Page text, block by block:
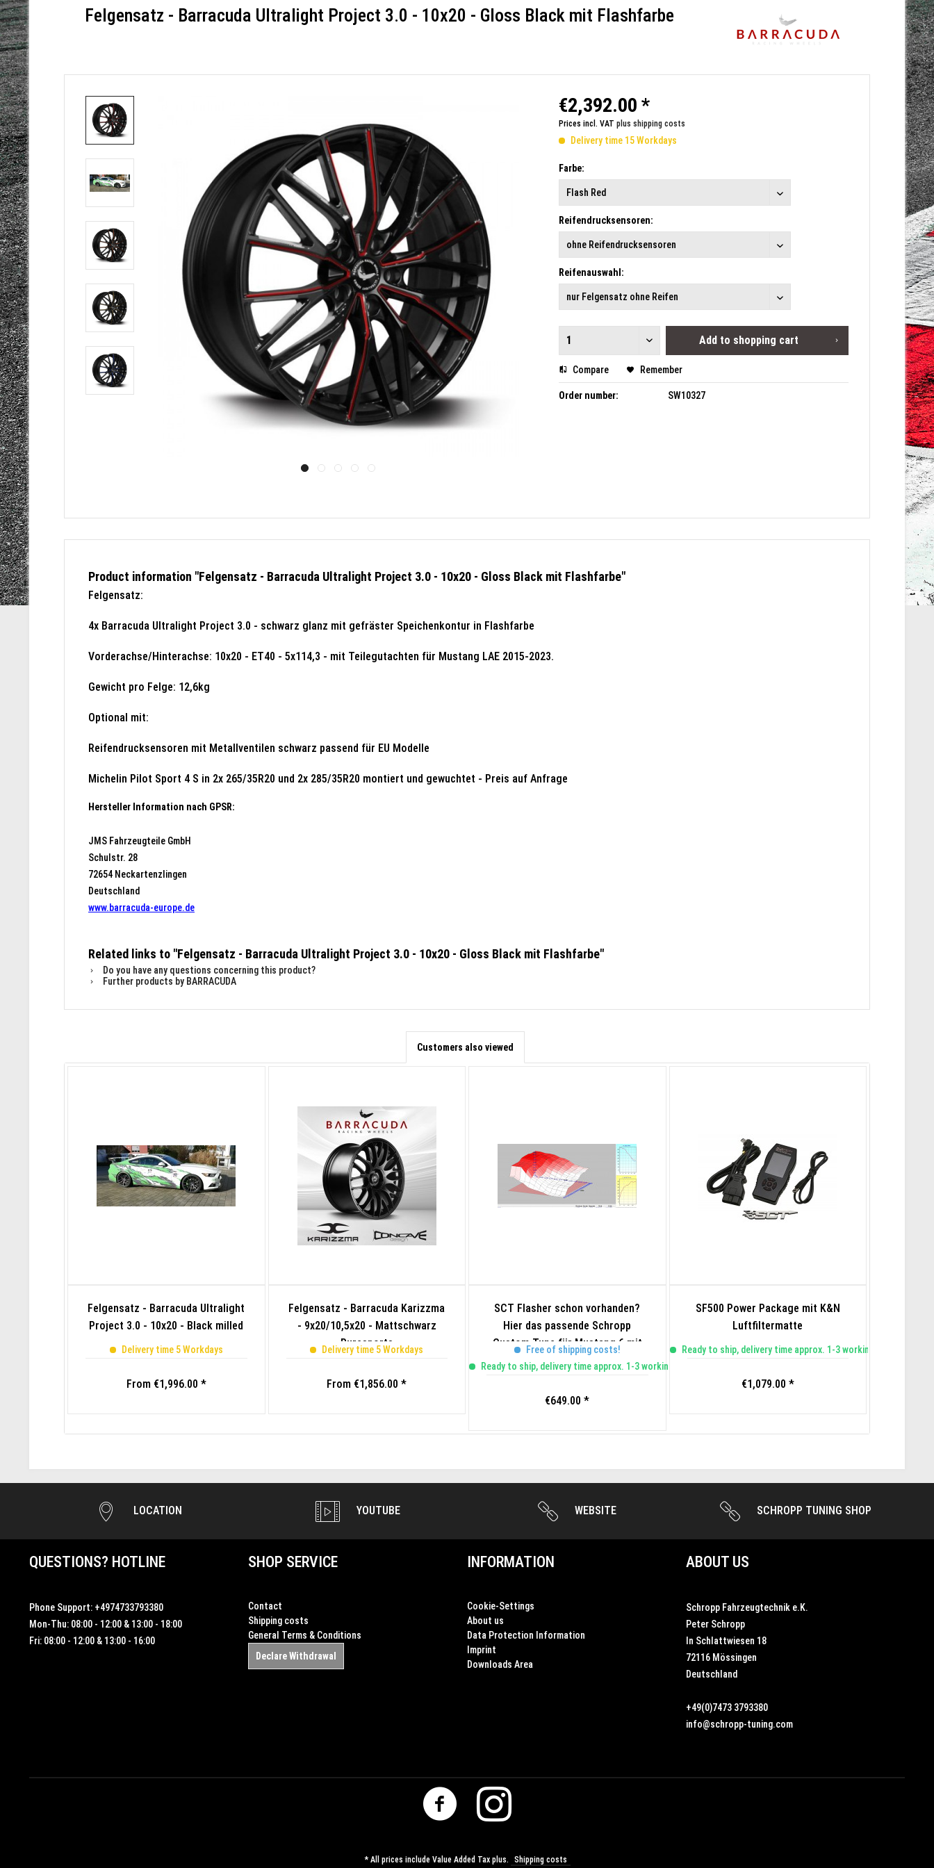
Felgensatz - Barracuda Ultralight Project 3.0 - 10x20 - Gloss Black mit Flashfarbe
€2,392.00 *
Prices incl. VAT plus shipping costs
Delivery time 15 Workdays
Farbe:
Reifendrucksensoren:
Reifenauswahl:
Add to shopping cart
Compare Remember
Order number: SW10327
Product information "Felgensatz - Barracuda Ultralight Project 3.0 - 10x20 - Gloss Black mit Flashfarbe"
Felgensatz:
4x Barracuda Ultralight Project 3.0 - schwarz glanz mit gefräster Speichenkontur in Flashfarbe
Vorderachse/Hinterachse: 10x20 - ET40 - 5x114,3 - mit Teilegutachten für Mustang LAE 2015-2023.
Gewicht pro Felge: 12,6kg
Optional mit:
Reifendrucksensoren mit Metallventilen schwarz passend für EU Modelle
Michelin Pilot Sport 4 S in 2x 265/35R20 und 2x 285/35R20 montiert und gewuchtet - Preis auf Anfrage
Hersteller Information nach GPSR:
JMS Fahrzeugteile GmbH
Schulstr. 28
72654 Neckartenzlingen
Deutschland
www.barracuda-europe.de
Related links to "Felgensatz - Barracuda Ultralight Project 3.0 - 10x20 - Gloss Black mit Flashfarbe"
Do you have any questions concerning this product?
Further products by BARRACUDA
Customers also viewed
Felgensatz - Barracuda Ultralight
Project 3.0 - 10x20 - Black milled
Delivery time 5 Workdays
From €1,996.00 *
Felgensatz - Barracuda Karizzma
- 9x20/10,5x20 - Mattschwarz
Puresports
Delivery time 5 Workdays
From €1,856.00 *
SCT Flasher schon vorhanden?
Hier das passende Schropp
Custom Tune für Mustang 6 mit
Zulassung
Free of shipping costs!
Ready to ship, delivery time approx. 1-3 working days
€649.00 *
SF500 Power Package mit K&N
Luftfiltermatte
Ready to ship, delivery time approx. 1-3 working days
€1,079.00 *
LOCATION YOUTUBE WEBSITE SCHROPP TUNING SHOP
QUESTIONS? HOTLINE
Phone Support: +4974733793380
Mon-Thu: 08:00 - 12:00 & 13:00 - 18:00
Fri: 08:00 - 12:00 & 13:00 - 16:00
SHOP SERVICE
Contact
Shipping costs
General Terms & Conditions
Declare Withdrawal
INFORMATION
Cookie-Settings
About us
Data Protection Information
Imprint
Downloads Area
ABOUT US
Schropp Fahrzeugtechnik e.K.
Peter Schropp
In Schlattwiesen 18
72116 Mössingen
Deutschland
+49(0)7473 3793380
info@schropp-tuning.com
* All prices include Value Added Tax plus. Shipping costs